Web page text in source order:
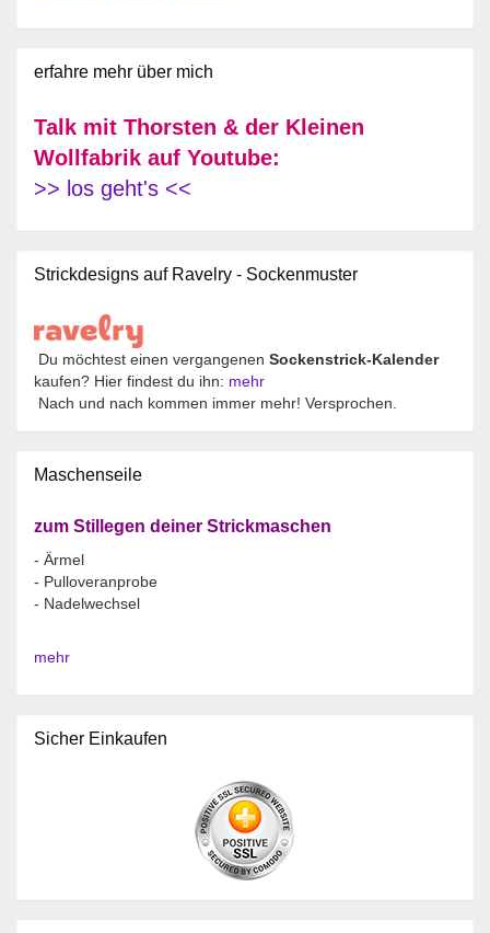
erfahre mehr über mich
Talk mit Thorsten & der Kleinen
Wollfabrik auf Youtube:
>> los geht's <<
Strickdesigns auf Ravelry - Sockenmuster
Du möchtest einen vergangenen Sockenstrick-Kalender
kaufen? Hier findest du ihn: mehr
Nach und nach kommen immer mehr! Versprochen.
Maschenseile
zum Stillegen deiner Strickmaschen
- Ärmel
- Pulloveranprobe
- Nadelwechsel
mehr
Sicher Einkaufen